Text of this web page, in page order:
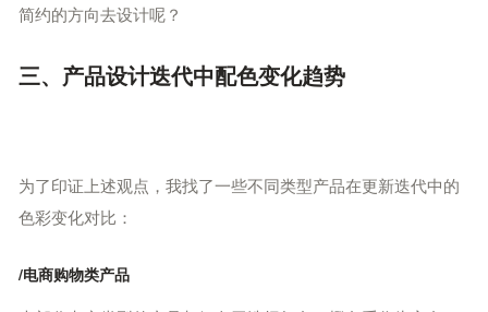
简约的方向去设计呢？
三、产品设计迭代中配色变化趋势
为了印证上述观点，我找了一些不同类型产品在更新迭代中的
色彩变化对比：
/电商购物类产品